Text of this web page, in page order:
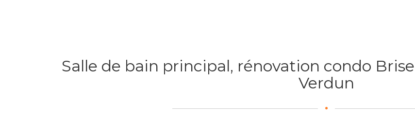
Salle de bain principal, rénovation condo
Verdun